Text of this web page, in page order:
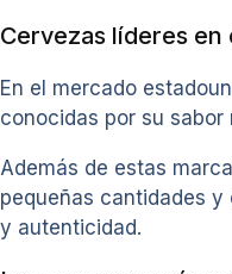
Cervezas líderes
En el mercado
conocidas por su
Además de estas
pequeñas cantidades
y autenticidad.